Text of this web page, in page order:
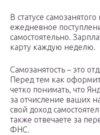
В статусе
ежедневное
самостоятельно.
карту каждую неделю.
Самозанятость – это
Перед тем как
четко понимать, что
за отчисление ваших
свой доход
также отвечаете за
ФНС.